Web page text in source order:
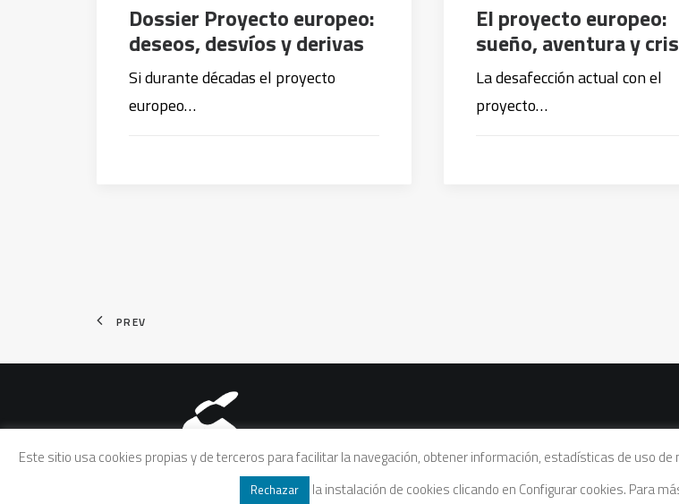
Dossier Proyecto europeo:
deseos, desvíos y derivas
Si durante décadas el proyecto
europeo…
El proyecto europeo:
sueño, aventura y
La desafección actual con el
proyecto…
PREV
Aviso legal|Política de privacidad|Política de cookies|Condiciones legales de
Este sitio usa cookies propias y de terceros para facilitar la navegación, obtener información, estadísticas de uso
Rechazar la instalación de cookies clicando en Configurar cookies. Para